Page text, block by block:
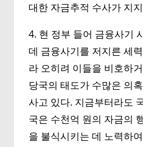
대한 자금추적 수사가 지
4. 현 정부 들어 금융사기
데 금융사기를 저지른 세
라 오히려 이들을 비호하
당국의 태도가 수많은 의
사고 있다. 지금부터라도
국은 수천억 원의 자금의
을 불식시키는 데 노력하